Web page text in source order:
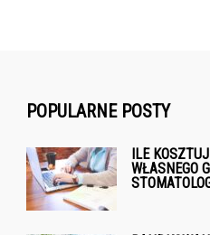
POPULARNE POSTY
ILE
WŁASNEGO